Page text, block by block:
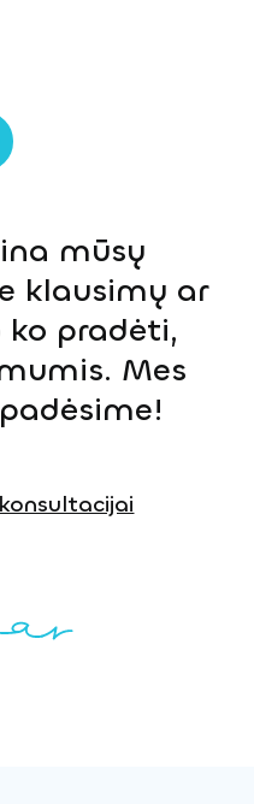
mūsų
klausimų ar
ko pradėti,
Mes